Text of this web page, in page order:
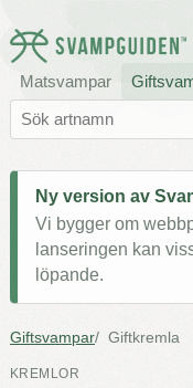
Matsvampar
Ny version av
Vi bygger om
lanseringen kan
löpande.
Giftsvampar Giftkremla
KREMLOR